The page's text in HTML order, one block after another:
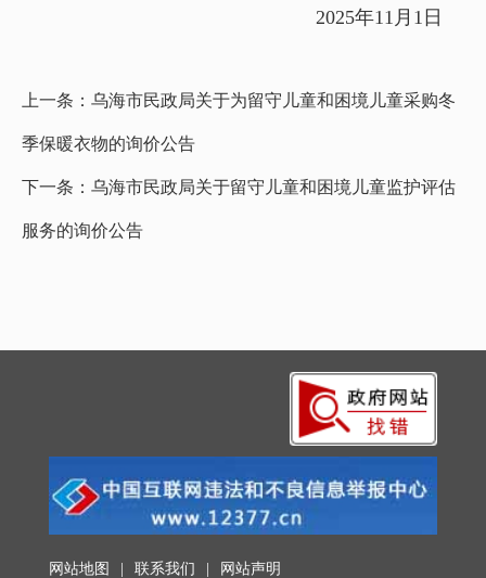
2025年11月1日
上一条： 乌海市民政局关于为留守儿童和困境儿童采购冬
季保暖衣物的询价公告
下一条： 乌海市民政局关于留守儿童和困境儿童监护评估
服务的询价公告
网站地图 联系我们 网站声明